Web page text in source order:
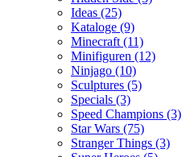
Ideas (25)
Kataloge (9)
Minecraft (11)
Minifiguren (12)
Ninjago (10)
Sculptures (5)
Specials (3)
Speed Champions (3)
Star Wars (75)
Stranger Things (3)